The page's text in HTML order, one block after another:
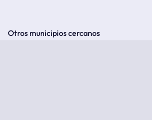
Otros municipios cercanos